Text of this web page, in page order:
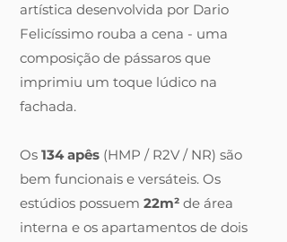
artística desenvolvida por Dario
Felicíssimo rouba a cena - uma
composição de pássaros que
imprimiu um toque lúdico na
fachada.
Os 134 apês (HMP / R2V / NR) são
bem funcionais e versáteis. Os
estúdios possuem 22m² de área
interna e os apartamentos de dois